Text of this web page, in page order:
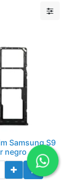
Samsung S9
negro